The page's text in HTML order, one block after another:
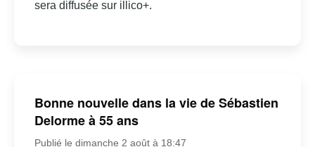
sera diffusée sur illico+.
Bonne nouvelle dans la vie de Sébastien
Delorme à 55 ans
Publié le dimanche 2 août à 18:47